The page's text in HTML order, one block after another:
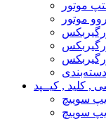
موتور
موتور
دسته‌بندی
, کلید , کیــپد
سوییچ